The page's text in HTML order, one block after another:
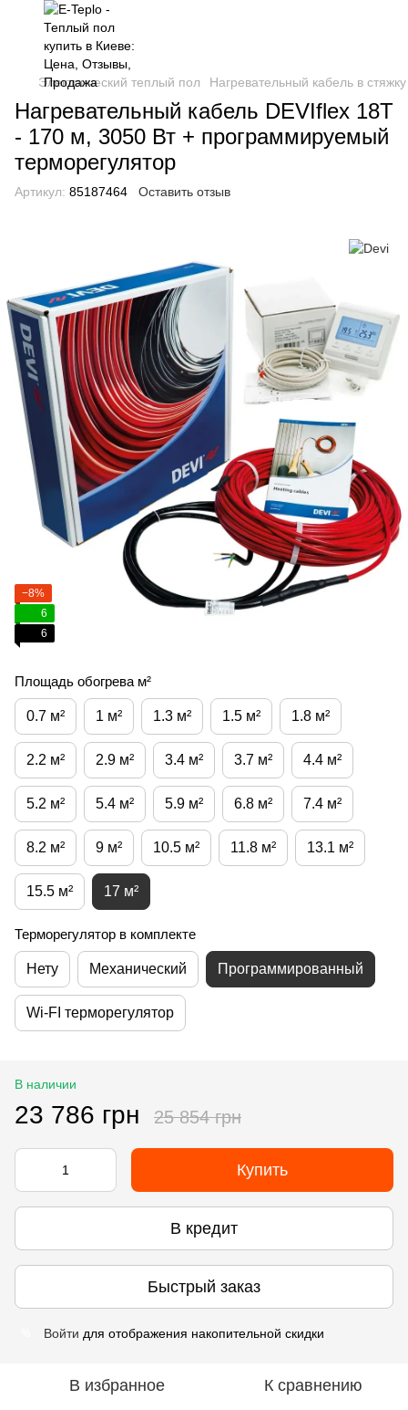
Электрический теплый пол Нагревательный кабель в стяжку
Нагревательный кабель DEVIflex 18T
- 170 м, 3050 Вт + программируемый
терморегулятор
Артикул: 85187464 Оставить отзыв
−8%
6
6
Площадь обогрева м²
0.7 м² 1 м² 1.3 м² 1.5 м² 1.8 м²
2.2 м² 2.9 м² 3.4 м² 3.7 м² 4.4 м²
5.2 м² 5.4 м² 5.9 м² 6.8 м² 7.4 м²
8.2 м² 9 м² 10.5 м² 11.8 м² 13.1 м²
15.5 м² 17 м²
Терморегулятор в комплекте
Нету Механический Программированный
Wi-FI терморегулятор
В наличии
23 786 грн 25 854 грн
Купить
В кредит
Быстрый заказ
Войти для отображения накопительной скидки
В избранное К сравнению